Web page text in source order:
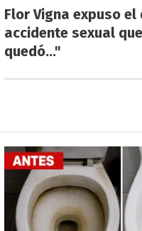
Flor Vigna expuso
accidente sexual
quedó..."